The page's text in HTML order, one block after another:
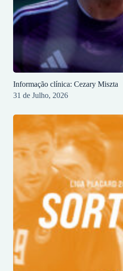
Informação clínica: Cezary Miszta
31 de Julho, 2026